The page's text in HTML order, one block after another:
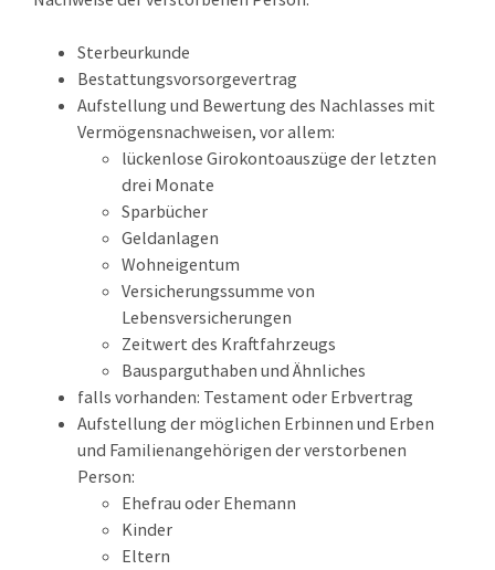
Sterbeurkunde
Bestattungsvorsorgevertrag
Aufstellung und Bewertung des Nachlasses mit
Vermögensnachweisen, vor allem:
lückenlose Girokontoauszüge der letzten
drei Monate
Sparbücher
Geldanlagen
Wohneigentum
Versicherungssumme von
Lebensversicherungen
Zeitwert des Kraftfahrzeugs
Bausparguthaben und Ähnliches
falls vorhanden: Testament oder Erbvertrag
Aufstellung der möglichen Erbinnen und Erben
und Familienangehörigen der verstorbenen
Person:
Ehefrau oder Ehemann
Kinder
Eltern